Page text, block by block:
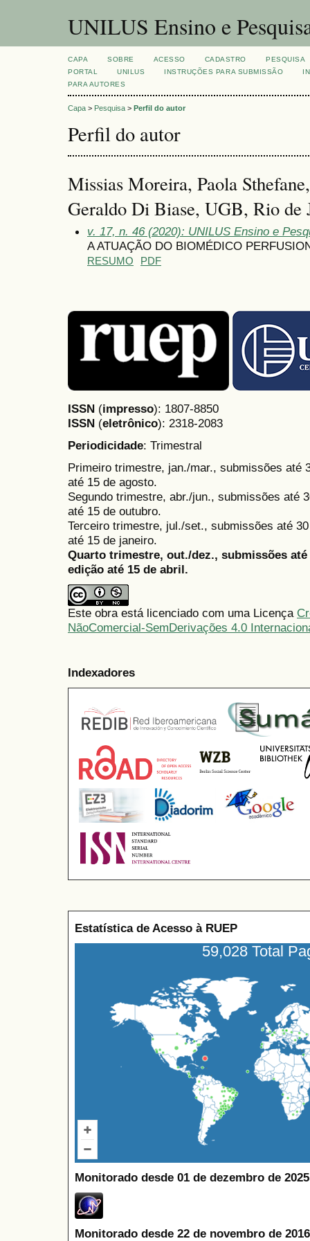
UNILUS Ensino e
CAPA SOBRE ACESSO CADASTRO
PESQUISA
PORTAL
UNILUS INSTRUÇÕES PARA SUBMISSÃO
PARA AUTORES
Capa > Pesquisa > Perfil do autor
Perfil do autor
Missias Moreira, Paola
Geraldo Di Biase, UGB, Rio de
v. 17, n. 46 (2020): UNILUS Ensino e
A ATUAÇÃO DO BIOMÉDICO
RESUMO PDF
ISSN (impresso): 1807-8850
ISSN (eletrônico): 2318-2083
Periodicidade: Trimestral
Primeiro trimestre, jan./mar., submissões até
até 15 de agosto.
Segundo trimestre, abr./jun., submissões até
até 15 de outubro.
Terceiro trimestre, jul./set., submissões até
até 15 de janeiro.
Quarto trimestre, out./dez., submissões
edição até 15 de abril.
Este obra está licenciado com uma Licença
NãoComercial-SemDerivações 4.0
Indexadores
Estatística de Acesso à RUEP
59,028 Total
Monitorado desde 01 de dezembro de
Monitorado desde 22 de novembro de